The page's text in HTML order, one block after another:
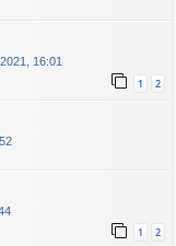
16:01
1 2
1 2